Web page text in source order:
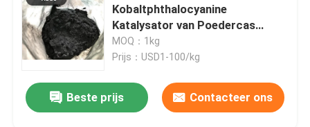
Kobaltphthalocyanine
Katalysator van Poedercas
1098-91-1 Merox
MOQ：1kg
Prijs：USD1-100/kg
Beste prijs Contacteer ons